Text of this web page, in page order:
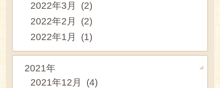
2022年3月 (2)
2022年2月 (2)
2022年1月 (1)
2021年
2021年12月 (4)